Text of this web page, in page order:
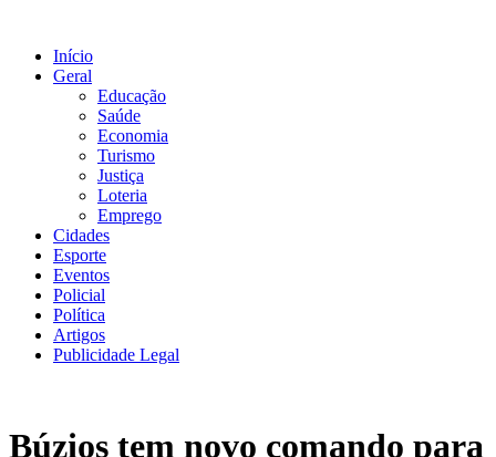
conteúdo
Início
Geral
Educação
Saúde
Economia
Turismo
Justiça
Loteria
Emprego
Cidades
Esporte
Eventos
Policial
Política
Artigos
Publicidade Legal
Búzios tem novo comando para